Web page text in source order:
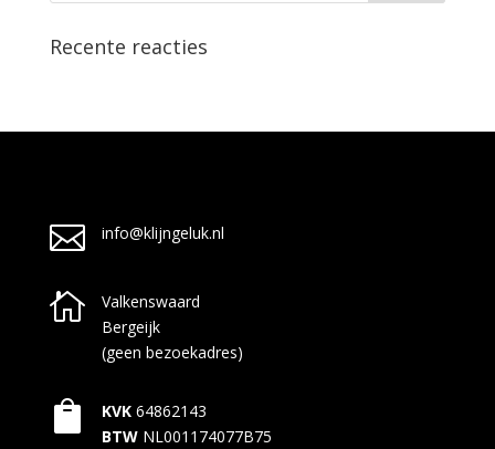
Recente reacties
 info@klijngeluk.nl

Valkenswaard
Bergeijk
(geen bezoekadres)
 KVK 64862143
BTW NL001174077B75